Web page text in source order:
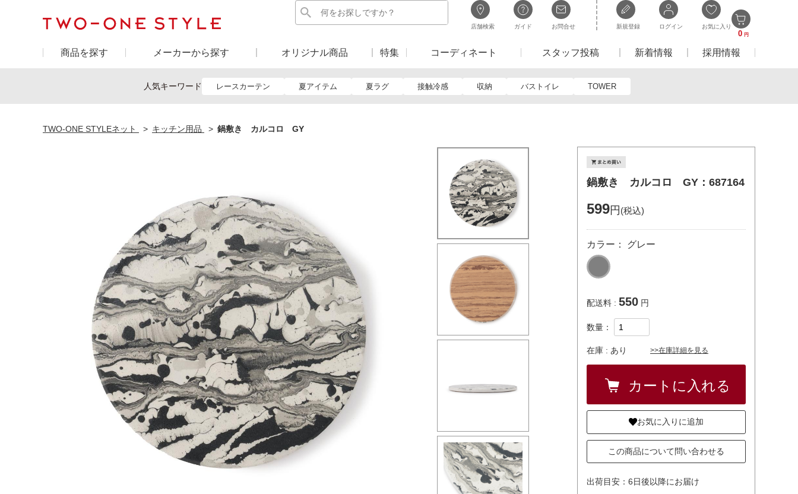
店舗検索 ガイド お問合せ 新規登録 ログイン お気に入り
0 円
商品を探す メーカーから探す オリジナル商品 特集 コーディネート スタッフ投稿 新着情報 採用情報
人気キーワード レースカーテン 夏アイテム 夏ラグ 接触冷感 収納 バストイレ TOWER
鍋敷き カルコロ GY：687164
599円 (税込)
カラー： グレー
配送料 : 550 円
数量：
在庫 : あり >>在庫詳細を見る
お気に入りに追加
この商品について問い合わせる
出荷目安：6日後以降にお届け
TWO-ONE STYLEネット キッチン用品 鍋敷き カルコロ GY